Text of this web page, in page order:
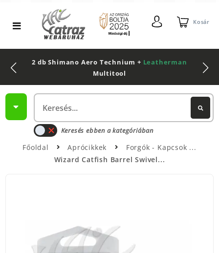
Kosár
2 db Shimano Aero Technium + Leatherman
Multitool
Keresés ebben a kategóriában
Főoldal Aprócikkek
Forgók - Kapcsok
Wizard Catfish Barrel Swivel...